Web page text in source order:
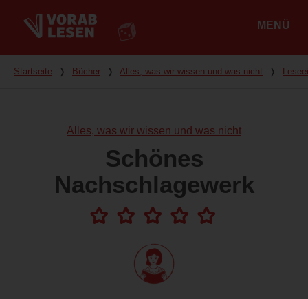
MENÜ
Du bist hier
Startseite ❭ Bücher ❭ Alles, was wir wissen und was nicht ❭
Alles, was wir wissen und was nicht
Schönes
Nachschlagewerk